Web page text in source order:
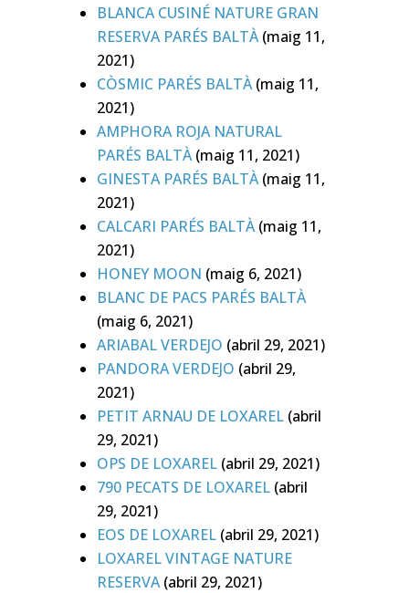
BLANCA CUSINÉ NATURE GRAN
RESERVA PARÉS BALTÀ (maig 11,
2021)
CÒSMIC PARÉS BALTÀ (maig 11,
2021)
AMPHORA ROJA NATURAL
PARÉS BALTÀ (maig 11, 2021)
GINESTA PARÉS BALTÀ (maig 11,
2021)
CALCARI PARÉS BALTÀ (maig 11,
2021)
HONEY MOON (maig 6, 2021)
BLANC DE PACS PARÉS BALTÀ
(maig 6, 2021)
ARIABAL VERDEJO (abril 29, 2021)
PANDORA VERDEJO (abril 29,
2021)
PETIT ARNAU DE LOXAREL (abril
29, 2021)
OPS DE LOXAREL (abril 29, 2021)
790 PECATS DE LOXAREL (abril
29, 2021)
EOS DE LOXAREL (abril 29, 2021)
LOXAREL VINTAGE NATURE
RESERVA (abril 29, 2021)